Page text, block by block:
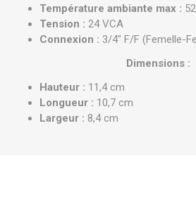
Température ambiante max :
Tension : 24 VCA
Connexion : 3/4" F/F (Femelle-
Dimensions :
Hauteur : 11,4 cm
Longueur : 10,7 cm
Largeur : 8,4 cm